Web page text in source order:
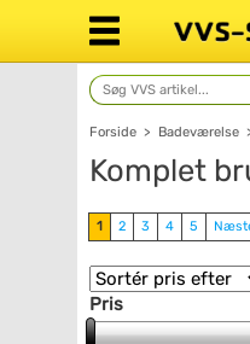
Forside > Badeværelse
Komplet
1 2 3 4 5
Pris